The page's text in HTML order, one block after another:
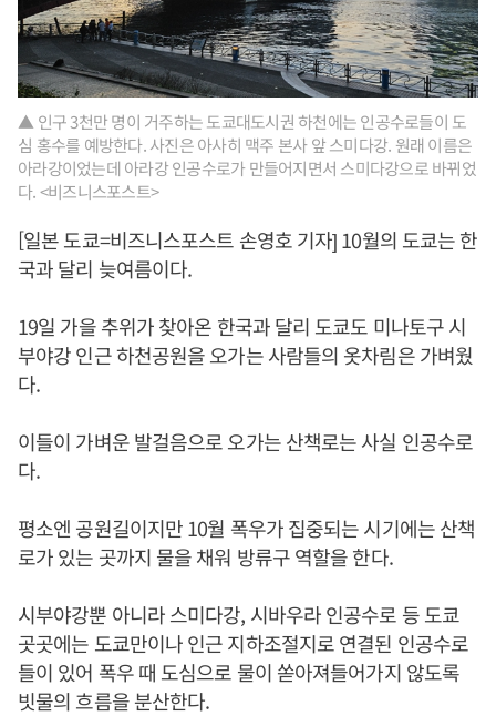
▲ 인구 3천만 명이 거주하는 도쿄대도시권 하천에는 인공수로들이 도
심 홍수를 예방한다. 사진은 아사히 맥주 본사 앞 스미다강. 원래 이름은
아라강이었는데 아라강 인공수로가 만들어지면서 스미다강으로 바뀌었
다. <비즈니스포스트>
[일본 도쿄=비즈니스포스트 손영호 기자] 10월의 도쿄는 한
국과 달리 늦여름이다.
19일 가을 추위가 찾아온 한국과 달리 도쿄도 미나토구 시
부야강 인근 하천공원을 오가는 사람들의 옷차림은 가벼웠
다.
이들이 가벼운 발걸음으로 오가는 산책로는 사실 인공수로
다.
평소엔 공원길이지만 10월 폭우가 집중되는 시기에는 산책
로가 있는 곳까지 물을 채워 방류구 역할을 한다.
시부야강뿐 아니라 스미다강, 시바우라 인공수로 등 도쿄
곳곳에는 도쿄만이나 인근 지하조절지로 연결된 인공수로
들이 있어 폭우 때 도심으로 물이 쏟아져들어가지 않도록
빗물의 흐름을 분산한다.